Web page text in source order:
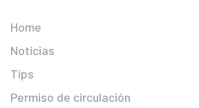
Home
Noticias
Tips
Permiso de circulación